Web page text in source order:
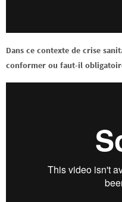
Dans ce contexte de crise
conformer ou faut-il